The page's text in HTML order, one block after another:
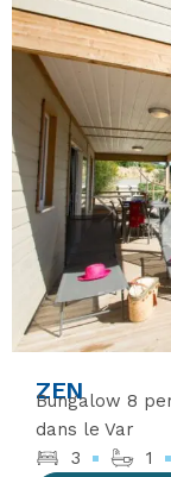
ZEN
Bungalow 8
dans le Var
3
1